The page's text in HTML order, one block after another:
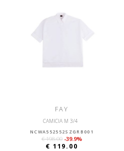
FAY
CAMICIA M 3/4
NCWA552552SZGRB001
€ 198.00 -39.9%
€ 119.00